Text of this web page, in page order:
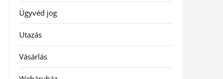
Ügyvéd jog
Utazás
Vásárlás